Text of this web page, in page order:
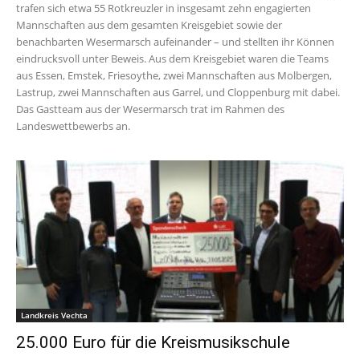
trafen sich etwa 55 Rotkreuzler in insgesamt zehn engagierten
Mannschaften aus dem gesamten Kreisgebiet sowie der
benachbarten Wesermarsch aufeinander – und stellten ihr Können
eindrucksvoll unter Beweis. Aus dem Kreisgebiet waren die Teams
aus Essen, Emstek, Friesoythe, zwei Mannschaften aus Molbergen,
Lastrup, zwei Mannschaften aus Garrel, und Cloppenburg mit dabei.
Das Gastteam aus der Wesermarsch trat im Rahmen des
Landeswettbewerbs an.
Landkreis Vechta
25.000 Euro für die Kreismusikschule